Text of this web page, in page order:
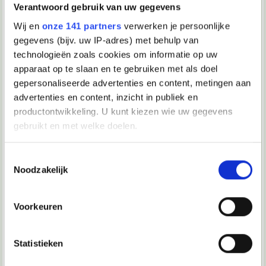
Verantwoord gebruik van uw gegevens
Wij en onze 141 partners verwerken je persoonlijke
gegevens (bijv. uw IP-adres) met behulp van
technologieën zoals cookies om informatie op uw
apparaat op te slaan en te gebruiken met als doel
gepersonaliseerde advertenties en content, metingen aan
advertenties en content, inzicht in publiek en
productontwikkeling. U kunt kiezen wie uw gegevens
gebruikt en met welke doelen.
Informatie verzamelen over uw geografische locatie, die
Uw apparaat identificeren door het actief te scannen op
verwerkt en stel uw voorkeuren in het
detailgedeeltein.
Noodzakelijk
Voorkeuren
Statistieken
Patatjemett Patatjemett
Langste zin die ik ooitheb gezien! (16)
anjali
negatief advies wiskunde (2)
pak je leraar terug!! (46)
arjonnetjuh Lucas Ista
Profiel keuze (1)
JaapieEleven
GEEN VRIENDEN (3)
Khadija333
Brutale mensen (6)
JaapieEleven